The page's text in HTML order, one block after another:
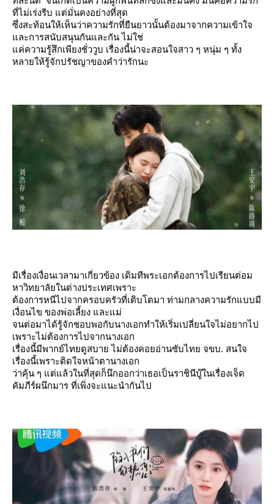
ที่ไม่เร่งรีบ แต่มั่นคงอย่างที่สุด
ซึ่งสะท้อนให้เห็นว่าความรักที่ยืนยาวนั้นต้องมาจากความเข้าใจ
ละการสนับสนุนกันและกัน ไม่ใช่
ค่ความรู้สึกเพียงชั่ววูบ เรื่องนี้น่าจะสอนใจสาว ๆ หนุ่ม ๆ ทั้ง
หลายให้รู้จักปรัชญาของคำว่ารักนะ
มีเรื่องเงื่อนเวลามาเกี่ยวข้อง เดิมทีพระเอกต้องการไปเรียนต่อม
หาวิทยาลัยในต่างประเทศเพราะ
ต้องการหนีไปจากครอบครัวที่เติบโตมา ท่ามกลางความรักแบบมี
เงื่อนไข ของพ่อเลี้ยง และแม่
จนต่อมาได้รู้จักชอบพอกับนางเอกทำให้เริ่มเปลี่ยนใจไม่อยากไป
เพราะไม่ต้องการไปจากนางเอก
เรื่องนี้มีพากย์ไทยดูสบาย ไม่ต้องคอยอ่านซับไทย จขบ. สนใจ
เรื่องนี้เพราะติดใจหน้าตานางเอก
ว่าคุ้น ๆ แต่แล้วในที่สุดก็นึกออกว่าเธอเป็นราชินีบู๊ในเรื่องเจ็ด
คัมภีร์ผนึกมาร ที่เพิ่งจะแนะนำกันไป